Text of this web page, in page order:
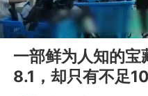
00:00
一部鲜为人知的宝
8.1，却只有不足